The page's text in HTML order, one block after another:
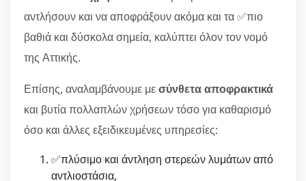
αντλήσουν και να αποφράξουν ακόμα και τα ✅πιο
βαθιά και δύσκολα σημεία, καλύπτει όλον τον νομό
της Αττικής.
Επίσης, αναλαμβάνουμε μεσύνθετα αποφρακτικά
και βυτία πολλαπλών χρήσεων τόσο για καθαρισμό
όσο και άλλες εξειδικευμένες υπηρεσίες:
✅πλύσιμο και άντληση στερεών λυμάτων από
αντλιοστάσια,